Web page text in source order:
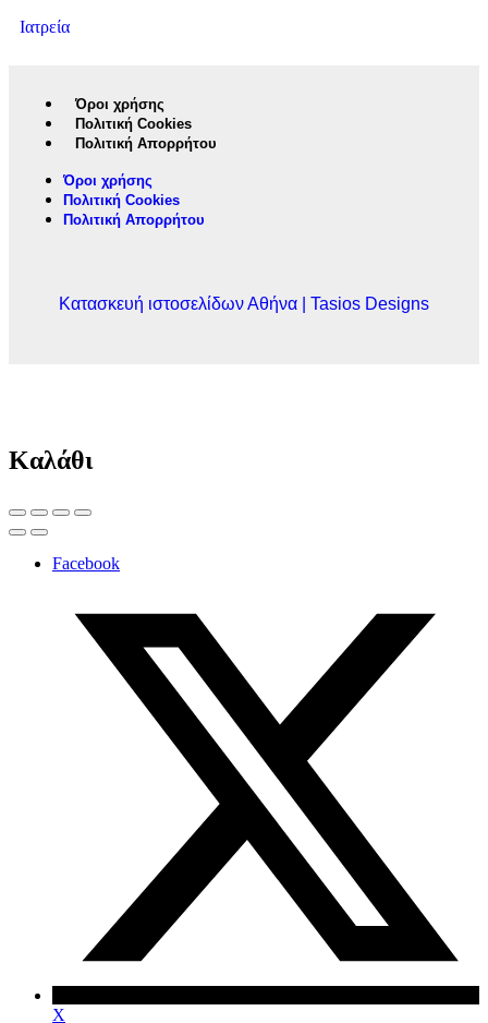
Ιατρεία
Όροι χρήσης
Πολιτική Cookies
Πολιτική Απορρήτου
Όροι χρήσης
Πολιτική Cookies
Πολιτική Απορρήτου
Κατασκευή ιστοσελίδων Αθήνα | Tasios Designs
Καλάθι
Facebook
X